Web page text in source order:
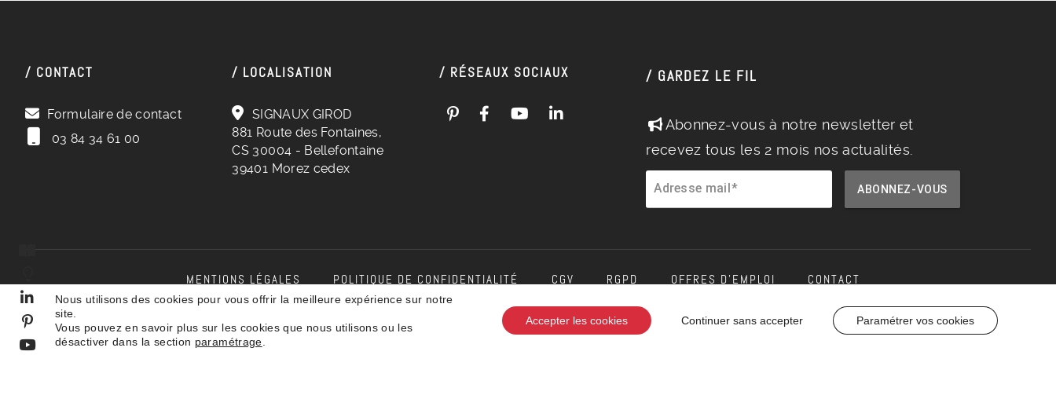
/ CONTACT
Formulaire de contact
03 84 34 61 00
/ LOCALISATION
SIGNAUX GIROD
881 Route des Fontaines,
CS 30004 - Bellefontaine
39401 Morez cedex
/ RÉSEAUX SOCIAUX / GARDEZ LE FIL
Abonnez-vous à notre newsletter et
recevez tous les 2 mois nos actualités.
Adresse mail ABONNEZ-VOUS
MENTIONS LÉGALES POLITIQUE DE CONFIDENTIALITÉ CGV RGPD OFFRES D’EMPLOI CONTACT
© 2026 SIGNAUX GIROD. TOUS DROITS RÉSERVÉS|
Nous utilisons des cookies pour vous offrir la meilleure expérience sur notre
site.
Vous pouvez en savoir plus sur les cookies que nous utilisons ou les
désactiver dans la section paramétrage
Accepter les cookies Continuer sans accepter Paramétrer vos cookies
Catalogue 2026
Faq
Linkedin
Pinterest
Youtube